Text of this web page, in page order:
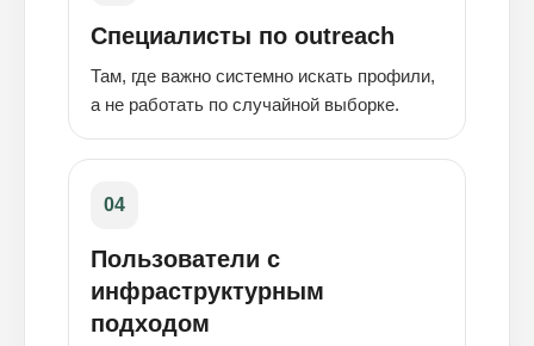
Специалисты по outreach
Там, где важно системно искать профили,
а не работать по случайной выборке.
04
Пользователи с
инфраструктурным
подходом